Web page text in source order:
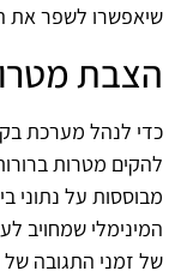
שיאפשרו לשפר את
הצבת
כדי לנהל מערכת
להקים מטרות
מבוססות על נתוני
המינימלי שמחויב
של זמני התגובה